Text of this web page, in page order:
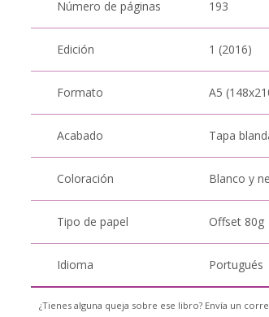
Número de páginas 193
Edición 1 (2016)
Formato A5
Acabado Tapa
Coloración Blanco y
Tipo de papel Offset 80g
Idioma Portugués
¿Tienes alguna queja sobre ese libro? Envía un